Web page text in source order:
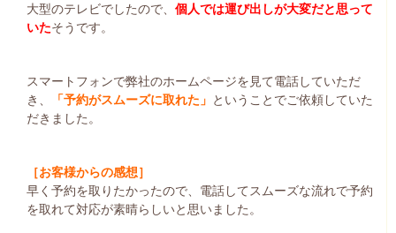
大型のテレビでしたので、 個人では運び出しが大変だと思って
いたそうです。
スマートフォンで弊社のホームページを見て電話していただ
き、
「予約がスムーズに取れた」 ということでご依頼していた
だきました。
［お客様からの感想］
早く予約を取りたかったので、電話してスムーズな流れで予約
を取れて対応が素晴らしいと思いました。